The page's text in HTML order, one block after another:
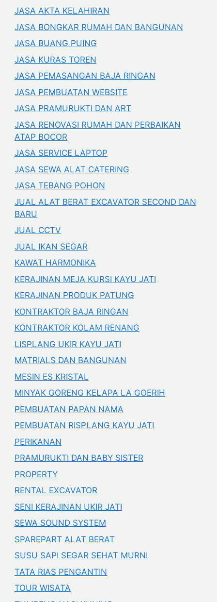
JASA AKTA KELAHIRAN
JASA BONGKAR RUMAH DAN BANGUNAN
JASA BUANG PUING
JASA KURAS TOREN
JASA PEMASANGAN BAJA RINGAN
JASA PEMBUATAN WEBSITE
JASA PRAMURUKTI DAN ART
JASA RENOVASI RUMAH DAN PERBAIKAN
ATAP BOCOR
JASA SERVICE LAPTOP
JASA SEWA ALAT CATERING
JASA TEBANG POHON
JUAL ALAT BERAT EXCAVATOR SECOND DAN
BARU
JUAL CCTV
JUAL IKAN SEGAR
KAWAT HARMONIKA
KERAJINAN MEJA KURSI KAYU JATI
KERAJINAN PRODUK PATUNG
KONTRAKTOR BAJA RINGAN
KONTRAKTOR KOLAM RENANG
LISPLANG UKIR KAYU JATI
MATRIALS DAN BANGUNAN
MESIN ES KRISTAL
MINYAK GORENG KELAPA LA GOERIH
PEMBUATAN PAPAN NAMA
PEMBUATAN RISPLANG KAYU JATI
PERIKANAN
PRAMURUKTI DAN BABY SISTER
PROPERTY
RENTAL EXCAVATOR
SENI KERAJINAN UKIR JATI
SEWA SOUND SYSTEM
SPAREPART ALAT BERAT
SUSU SAPI SEGAR SEHAT MURNI
TATA RIAS PENGANTIN
TOUR WISATA